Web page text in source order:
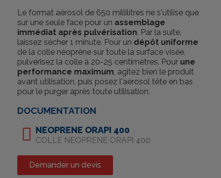
Le format aérosol de 650 millilitres ne s'utilise que
sur une seule face pour un assemblage
immédiat après pulvérisation. Par la suite,
laissez sécher 1 minute. Pour un dépôt uniforme
de la colle néoprène sur toute la surface visée,
pulvérisez la colle à 20-25 centimètres. Pour une
performance maximum, agitez bien le produit
avant utilisation, puis posez l'aérosol tête en bas
pour le purger après toute utilisation.
DOCUMENTATION
NEOPRENE ORAPI 400
COLLE NEOPRENE ORAPI 400
Demander un devis